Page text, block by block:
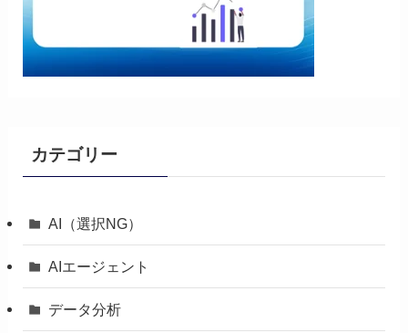
カテゴリー
AI（選択NG）
AIエージェント
データ分析